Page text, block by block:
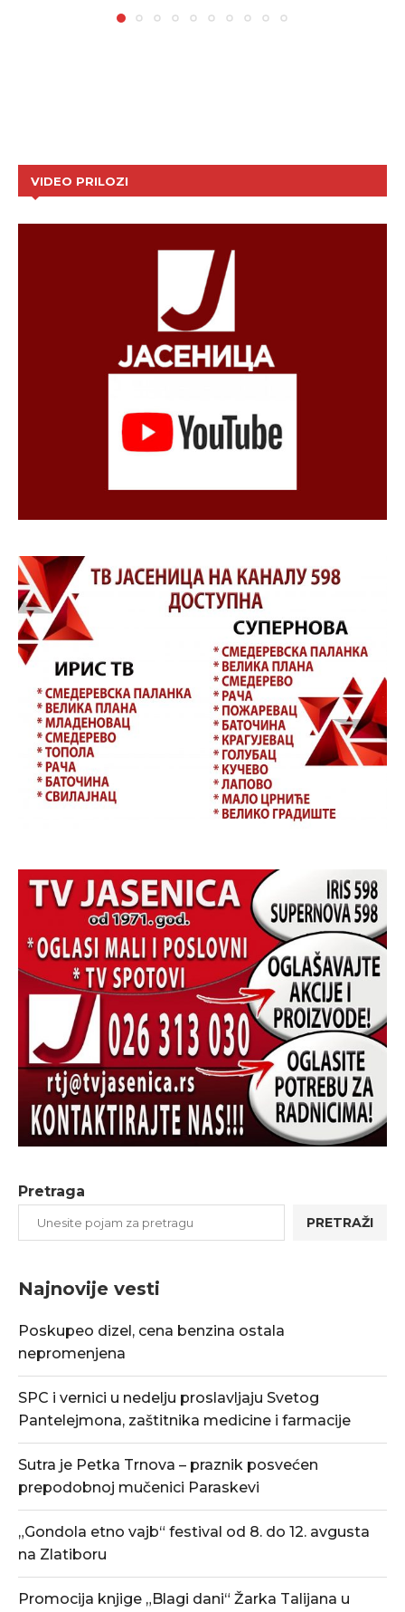
VIDEO PRILOZI
Pretraga
PRETRAŽI
Najnovije vesti
Poskupeo dizel, cena benzina ostala
nepromenjena
SPC i vernici u nedelju proslavljaju Svetog
Pantelejmona, zaštitnika medicine i farmacije
Sutra je Petka Trnova – praznik posvećen
prepodobnoj mučenici Paraskevi
„Gondola etno vajb“ festival od 8. do 12. avgusta
na Zlatiboru
Promocija knjige „Blagi dani“ Žarka Talijana u